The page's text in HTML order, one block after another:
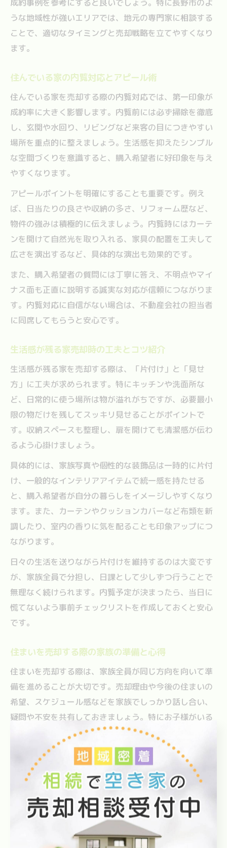
成約事例を参考にすると良いでしょう。特に長野市のよ
うな地域性が強いエリアでは、地元の専門家に相談する
ことで、適切なタイミングと売却戦略を立てやすくなり
ます。
住んでいる家の内覧対応とアピール術
住んでいる家を売却する際の内覧対応では、第一印象が
成約率に大きく影響します。内覧前には必ず掃除を徹底
し、玄関や水回り、リビングなど来客の目につきやすい
場所を重点的に整えましょう。生活感を抑えたシンプル
な空間づくりを意識すると、購入希望者に好印象を与え
やすくなります。
アピールポイントを明確にすることも重要です。例え
ば、日当たりの良さや収納の多さ、リフォーム歴など、
物件の強みは積極的に伝えましょう。内覧時にはカーテ
ンを開けて自然光を取り入れる、家具の配置を工夫して
広さを演出するなど、具体的な演出も効果的です。
また、購入希望者の質問には丁寧に答え、不明点やマイ
ナス面も正直に説明する誠実な対応が信頼につながりま
す。内覧対応に自信がない場合は、不動産会社の担当者
に同席してもらうと安心です。
生活感が残る家売却時の工夫とコツ紹介
生活感が残る家を売却する際は、「片付け」と「見せ
方」に工夫が求められます。特にキッチンや洗面所な
ど、日常的に使う場所は物が溢れがちですが、必要最小
限の物だけを残してスッキリ見せることがポイントで
す。収納スペースも整理し、扉を開けても清潔感が伝わ
るよう心掛けましょう。
具体的には、家族写真や個性的な装飾品は一時的に片付
け、一般的なインテリアアイテムで統一感を持たせる
と、購入希望者が自分の暮らしをイメージしやすくなり
ます。また、カーテンやクッションカバーなど布類を新
調したり、室内の香りに気を配ることも印象アップにつ
ながります。
日々の生活を送りながら片付けを維持するのは大変です
が、家族全員で分担し、日課として少しずつ行うことで
無理なく続けられます。内覧予定が決まったら、当日に
慌てないよう事前チェックリストを作成しておくと安心
です。
住まいを売却する際の家族の準備と心得
住まいを売却する際は、家族全員が同じ方向を向いて準
備を進めることが大切です。売却理由や今後の住まいの
希望、スケジュール感などを家族でしっかり話し合い、
疑問や不安を共有しておきましょう。特にお子様がいる
場合は、転校や環境の変化に配慮した声かけが必要で
また、売却活動が始まると日常生活に変化が生じるた
め、家族それぞれの役割分担を決めておくとスムーズに
進みます。内覧時の対応や片付け、連絡事項の共有な
ど、具体的なタスクを明確にしておくことがポイントで